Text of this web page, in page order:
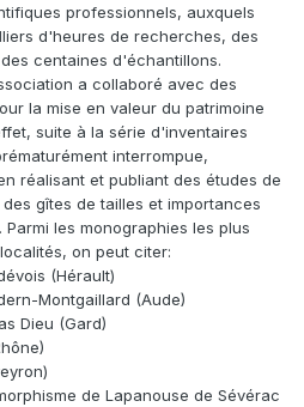
professionnels, auxquels
d'heures de recherches, des
centaines d'échantillons.
a collaboré avec des
la mise en valeur du patrimoine
suite à la série d'inventaires
interrompue,
réalisant et publiant des études de
gîtes de tailles et importances
les monographies les plus
on peut citer:
(Hérault)
Montgaillard (Aude)
Dieu (Gard)
de Lapanouse de Sévérac